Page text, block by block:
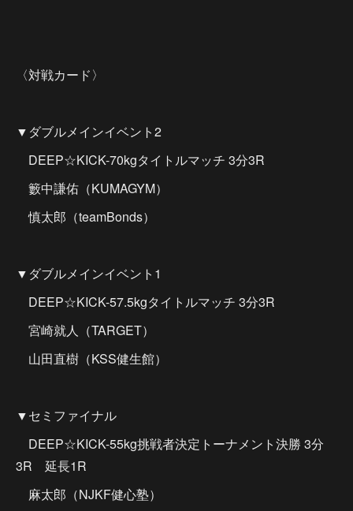
〈対戦カード〉
▼ダブルメインイベント2
DEEP☆KICK-70kgタイトルマッチ 3分3R
籔中謙佑（KUMAGYM）
慎太郎（teamBonds）
▼ダブルメインイベント1
DEEP☆KICK-57.5kgタイトルマッチ 3分3R
宮崎就人（TARGET）
山田直樹（KSS健生館）
▼セミファイナル
DEEP☆KICK-55kg挑戦者決定トーナメント決勝 3分
3R 延長1R
麻太郎（NJKF健心塾）